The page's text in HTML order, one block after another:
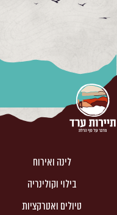
לינה ואירוח
בילוי וקולינריה
טיולים ואטרקציות